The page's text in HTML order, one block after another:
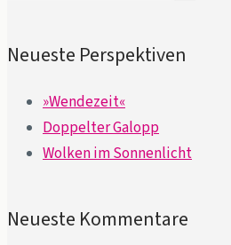
Neueste Perspektiven
»Wendezeit«
Doppelter Galopp
Wolken im Sonnenlicht
Neueste Kommentare